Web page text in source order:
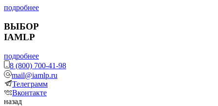
подробнее
ВЫБОР
IAMLP
подробнее
8 (800) 700-41-98
mail@iamlp.ru
Телеграмм
Вконтакте
назад